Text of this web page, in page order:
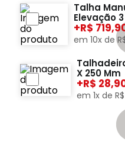
Talha
Elevação
+
em10x de
X 250 Mm
+
em 1x de R$